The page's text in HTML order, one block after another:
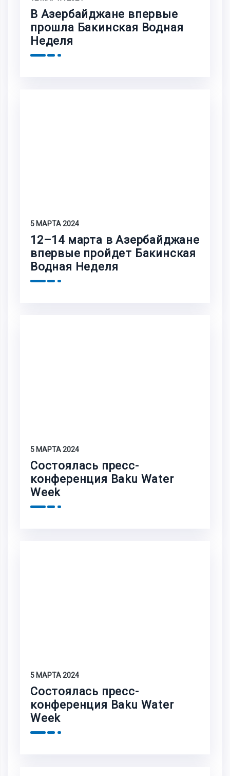
В Азербайджане впервые
прошла Бакинская Водная
Неделя
5 МАРТА 2024
12–14 марта в Азербайджане
впервые пройдет Бакинская
Водная Неделя
5 МАРТА 2024
Состоялась пресс-
конференция Baku Water
Week
5 МАРТА 2024
Состоялась пресс-
конференция Baku Water
Week